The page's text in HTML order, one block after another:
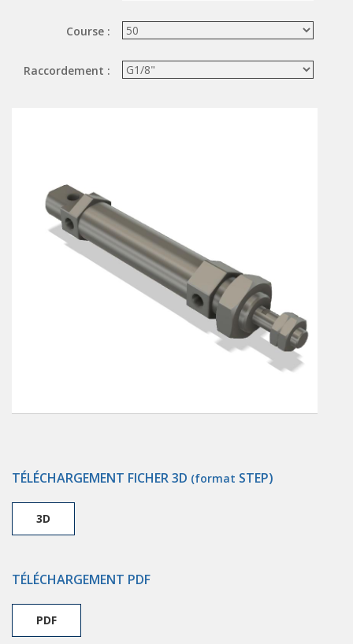
Ciseaux pneumatiques
Couteaux pneumatiques
PINCES DE PRÉHENSION
Traitements d'air
Traitements d'air - Accessoires
Traitements d'air - Ioniseurs
Traitements d'air compacts
Course :
Raccordement :
TÉLÉCHARGEMENT FICHER 3D (format STEP)
3D
TÉLÉCHARGEMENT PDF
PDF